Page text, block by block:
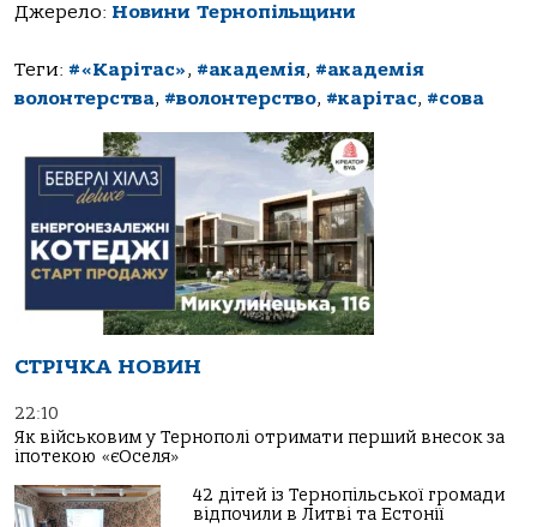
Джерело: Новини Тернопільщини
Теги: #«Карітас», #академія, #академія
волонтерства, #волонтерство, #карітас, #сова
СТРІЧКА НОВИН
22:10
Як військовим у Тернополі отримати перший внесок за
іпотекою «єОселя»
42 дітей із Тернопільської громади
відпочили в Литві та Естонії